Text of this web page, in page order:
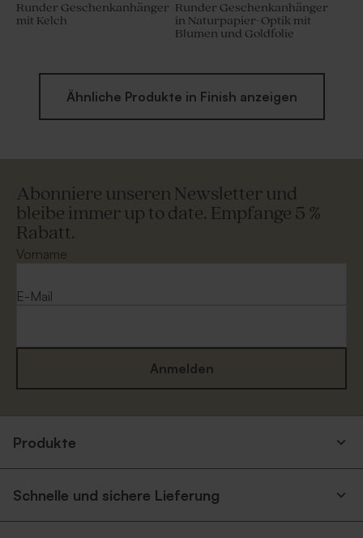
Runder Geschenkanhänger
mit Kelch
Runder Geschenkanhänger
in Naturpapier-Optik mit
Blumen und Goldfolie
Ähnliche Produkte in Finish anzeigen
Abonniere unseren Newsletter und
bleibe immer up to date. Empfange 5 %
Rabatt.
Vorname
E-Mail
Anmelden
Produkte
Schnelle und sichere Lieferung